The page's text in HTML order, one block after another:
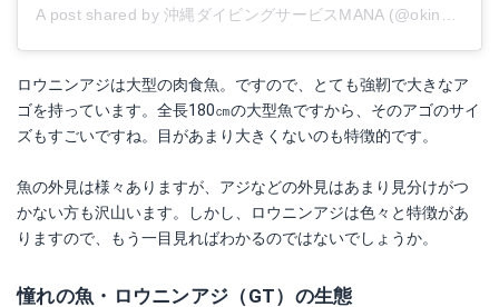
A post shared by 沖縄ダイビングサービスMANA (@okinawamana)
ロウニンアジは大型の肉食魚。ですので、とても強靭で大きなア
ゴを持っています。全長180㎝の大型魚ですから、そのアゴのサイ
ズもすごいですね。目があまり大きくないのも特徴的です。
魚の外見は様々ありますが、アジなどの外見はあまり見分けがつ
かない方も沢山います。しかし、ロウニンアジは色々と特徴があ
りますので、もう一目見ればわかるのではないでしょうか。
憧れの魚・ロウニンアジ（GT）の生態